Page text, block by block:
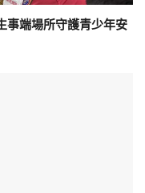
事端場所守護青少年安